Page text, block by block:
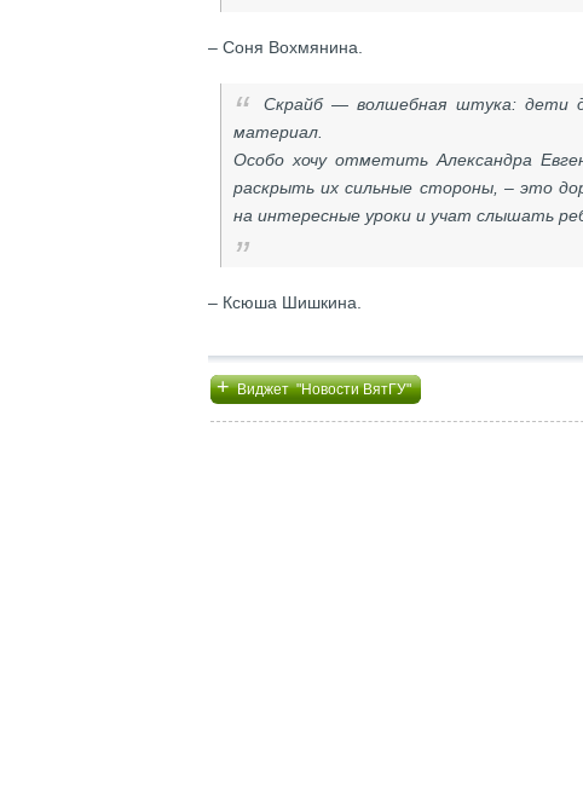
– Соня Вохмянина.
Скрайб — волшебная штука: дети
материал.
Особо хочу отметить Александра
раскрыть их сильные стороны, – это
на интересные уроки и учат слышать
– Ксюша Шишкина.
+Виджет "Новости ВятГУ"